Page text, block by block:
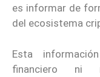
es informar de
del ecosistema
Esta
financiero ni